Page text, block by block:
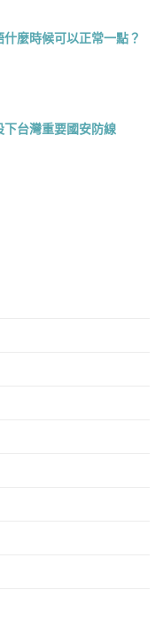
什麼時候可以正常一點？
下台灣重要國安防線